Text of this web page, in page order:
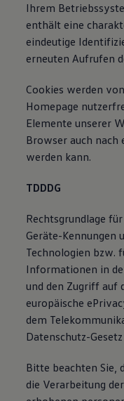
Ihrem
enthält eine
eindeutige
erneuten Aufrufen
Cookies werden
Homepage
Elemente unserer
Browser auch
werden kann.
TDDDG
Rechtsgrundlage
Geräte-Kennungen
Technologien bzw.
Informationen in
und den Zugriff auf
europäische
dem
Datenschutz-Gesetz
Bitte beachten Sie,
die Verarbeitung